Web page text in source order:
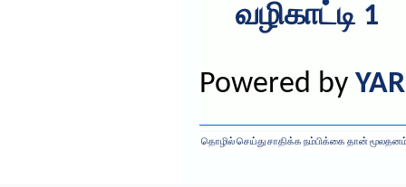
வழிகாட்டி 1
Powered by
தொழில் செய்து சாதிக்க நம்பிக்கை தான்